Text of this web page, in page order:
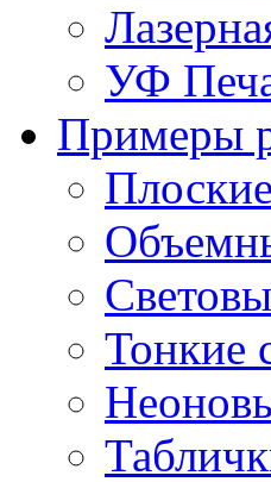
УФ
Примеры
Тонкие